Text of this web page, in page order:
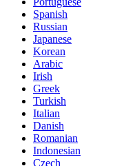
Spanish
Russian
Japanese
Korean
Arabic
Irish
Greek
Turkish
Italian
Danish
Romanian
Indonesian
Czech